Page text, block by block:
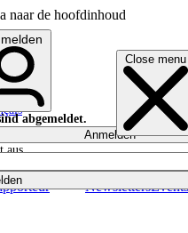
naar de hoofdinhoud
Close menu
NewslettersEvents
abgemeldet.
Anmelden
aus